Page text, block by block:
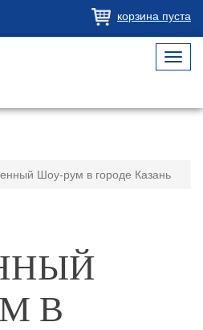
корзина пуста
Шоу-рум в городе Казань
В